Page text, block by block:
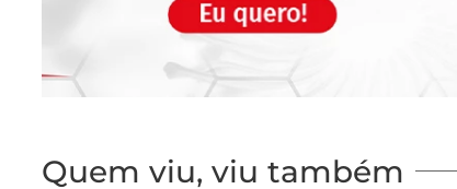
Quem viu, viu também